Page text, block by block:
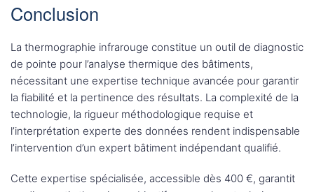
Conclusion
La thermographie infrarouge constitue un outil de diagnostic
de pointe pour l’analyse thermique des bâtiments,
nécessitant une expertise technique avancée pour garantir
la fiabilité et la pertinence des résultats. La complexité de la
technologie, la rigueur méthodologique requise et
l’interprétation experte des données rendent indispensable
l’intervention d’un expert bâtiment indépendant qualifié.
Cette expertise spécialisée, accessible dès 400 €, garantit